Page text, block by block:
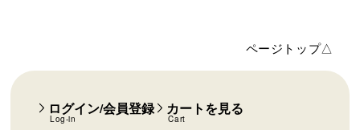
ページトップ△
ログイン/会員登録
Log-in
カートを見る
Cart